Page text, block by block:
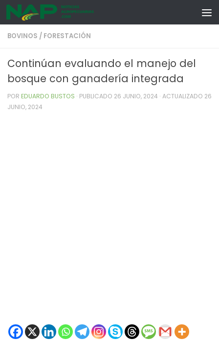
Skip to content
BOVINOS / FORESTACIÓN
Continúan evaluando el manejo del
bosque con ganadería integrada
POR EDUARDO BUSTOS · PUBLICADO 26 JUNIO, 2024 · ACTUALIZADO 26
JUNIO, 2024